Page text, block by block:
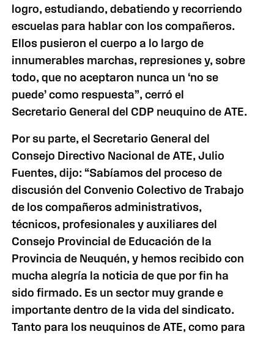
logro, estudiando, debatiendo y recorriendo
escuelas para hablar con los compañeros.
Ellos pusieron el cuerpo a lo largo de
innumerables marchas, represiones y, sobre
todo, que no aceptaron nunca un ‘no se
puede’ como respuesta”, cerró el
Secretario General del CDP neuquino de ATE.
Por su parte, el Secretario General del
Consejo Directivo Nacional de ATE, Julio
Fuentes, dijo: “Sabíamos del proceso de
discusión del Convenio Colectivo de Trabajo
de los compañeros administrativos,
técnicos, profesionales y auxiliares del
Consejo Provincial de Educación de la
Provincia de Neuquén, y hemos recibido con
mucha alegría la noticia de que por fin ha
sido firmado. Es un sector muy grande e
importante dentro de la vida del sindicato.
Tanto para los neuquinos de ATE, como para